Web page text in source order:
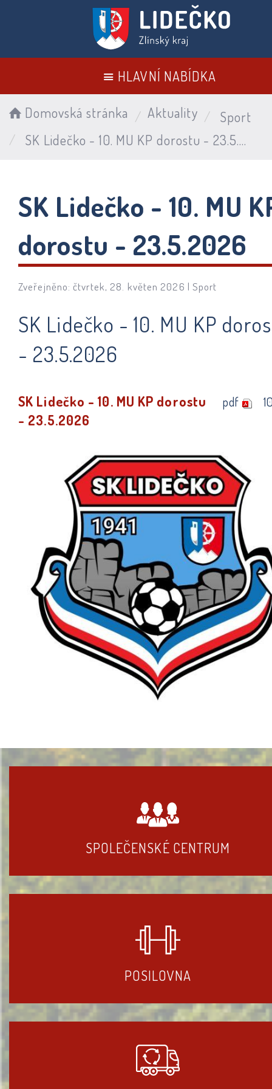
HLAVNÍ NABÍDKA
Domovská stránka Aktuality
Sport
SK Lidečko - 10. MU KP dorostu - 23.5.2026
SK Lidečko - 10. MU
dorostu - 23.5.2026
Zveřejněno: čtvrtek, 28. květen 2026 | Sport
SK Lidečko - 10. MU KP
- 23.5.2026
SK Lidečko - 10. MU KP dorostu
- 23.5.2026
pdf
SPOLEČENSKÉ CENTRUM
POSILOVNA